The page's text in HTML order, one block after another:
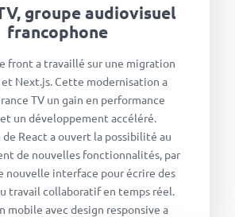
groupe audiovisuel
francophone
front a travaillé sur une migration
et Next.js. Cette modernisation a
TV un gain en performance
un développement accéléré.
de React a ouvert la possibilité au
de nouvelles fonctionnalités, par
nouvelle interface pour écrire des
travail collaboratif en temps réel.
mobile avec design responsive a